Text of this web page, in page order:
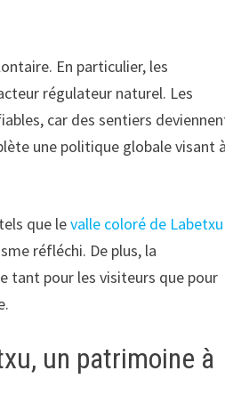
En particulier, les
régulateur naturel. Les
car des sentiers
une politique globale visant
que levalle coloré de Labetxu
réfléchi. De plus, la
tant pour les visiteurs que pour
un patrimoine à